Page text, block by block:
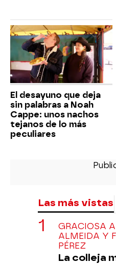
El desayuno que deja
sin palabras a Noah
Cappe: unos nachos
tejanos de lo más
peculiares
Las más vistas
GRACIOSA
ALMEIDA Y
PÉREZ
La colleja